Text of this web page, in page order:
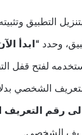
التطبيق
وحدد “ابدأ
لفتح قفل
الشخصي
إلى رقم